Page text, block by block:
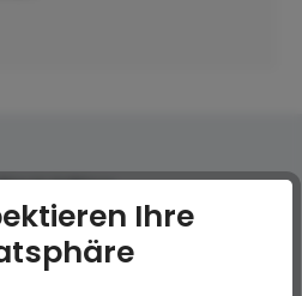
Edition
Ihre